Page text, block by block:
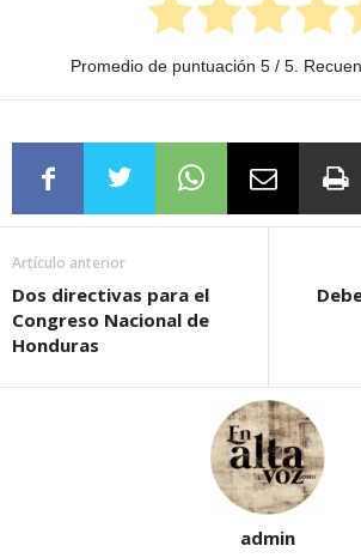
Promedio de puntuación 5 / 5.
Artículo anterior
Dos directivas para el
Congreso Nacional de
Honduras
admin